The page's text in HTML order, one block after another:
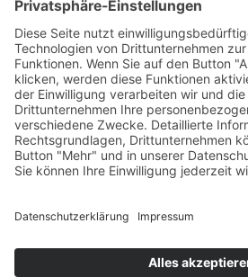
© 2026 Arbeitsgemeinschaft
Kolping Familienferienstätten
Haus Zauberberg Pfronten -
Allgäuhaus Wertach -
Ferienland Salem - Familienurlaub
Haus Stella Maris - Familienurlaub
Ferienparadies Pferdeberg -
Vogelsbergdorf - Familienurlaub im
günstige Alternative zu Tagungshotels